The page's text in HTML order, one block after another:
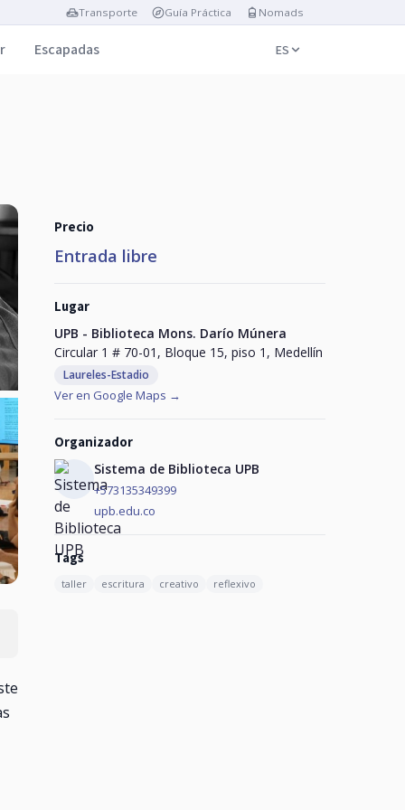
Transporte Guía Práctica Nomads
Escapadas ES
Precio
Entrada libre
Lugar
UPB - Biblioteca Mons. Darío Múnera
Circular 1 # 70-01, Bloque 15, piso 1, Medellín
Laureles-Estadio
Ver en Google Maps →
Organizador
Sistema de Biblioteca UPB
+573135349399
upb.edu.co
Tags
taller escritura creativo reflexivo